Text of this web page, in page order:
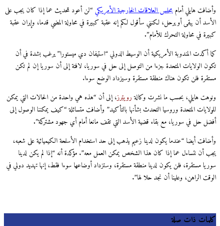
وأضافت هايلي أماممجلس العلاقات الخارجية الأمريكي“لن أعود للحديث عما إذا كان يجب على
الأسد أن يبقى أو يرحل، لكنني سأقول لكم إنه عقبة كبيرة في محاولة المضي قدما، وإيران عقبة
كبيرة في محاولة التحرك للأمام”.
كما أكدت المندوبة الأمريكية أن الوسيط الدولي “استيفان دي ميستورا” يرغب بشدة في أن
تكون الولايات المتحدة جزءا من التوصل إلى حل في سوريا، لافتة إلى أن سوريا إن لم تكن
مستقرة فلن تكون هناك منطقة مستقرة وسيزداد الوضع سوءا.
ونوهت هايلي، بحسب ما نشرت وكالةرويترز، إلى أن “هذه هي واحدة من الحالات التي يمكن
للولايات المتحدة وروسيا التحدث بشأنها بالتأكيد” وأضافت متسائلة “كيف يمكننا الوصول إلى
أفضل حل في سوريا، مع بقاء قضية الأسد التي تقف مانعا أمام أي جهود مشتركة”.
وأضافت أيضا “عندما يكون لدينا زعيم يذهب إلى حد استخدام الأسلحة الكيميائية على شعبه،
يجب أن نتساءل عما إذا كان هذا الشخص يمكن العمل معه”. مؤكدة أنه “إذا لم يكن لدينا
سوريا مستقرة، فلن يكون لدينا منطقة مستقرة، وستزداد أوضاعها سوءا فقط، إنها تهديد دولي في
الوقت الراهن، وعلينا أن نجد حلا لها”.
كلمات ذات صلة